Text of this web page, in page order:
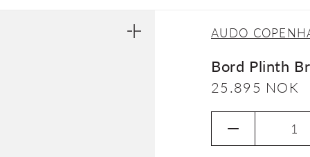
Åpne
AUDO
Bord Plinth
Vanlig
pris
25.895 NOK
antallet